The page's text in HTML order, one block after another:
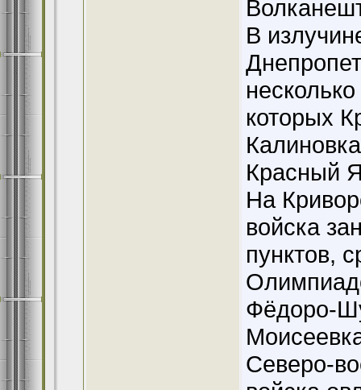
В
которых
Красный
На
войска
пунктов,
Фёдоро-
Северо-